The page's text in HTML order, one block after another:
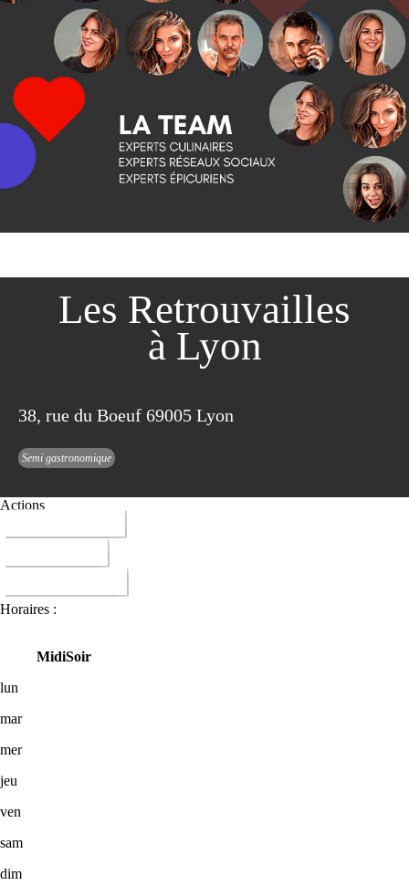
Les Retrouvailles
à Lyon
38, rue du Boeuf 69005 Lyon
Semi gastronomique
Actions
Horaires :
MidiSoir
lun
mar
mer
jeu
ven
sam
dim